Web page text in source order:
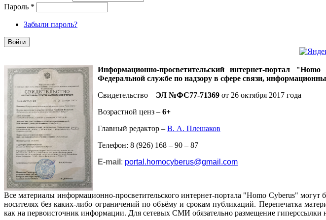
Пароль *
Забыли пароль?
Информационно-просветительский интернет-портал
Федеральной службе по надзору в сфере связи,
Свидетельство – ЭЛ №ФС77-71369 от 26 октября 2017 года
Возрастной ценз – 6+
Главный редактор – В. А. Плешаков
Телефон: 8 (926) 168 – 90 – 87
E-mail : portal.homocyberus@gmail.com
Все материалы информационно-просветительского интернет-портала "Homo Cyberus"
носителях без каких-либо ограничений по объёму и срокам публикаций. Перепечатка
как на первоисточник информации. Для сетевых СМИ обязательно размещение гиперссылки